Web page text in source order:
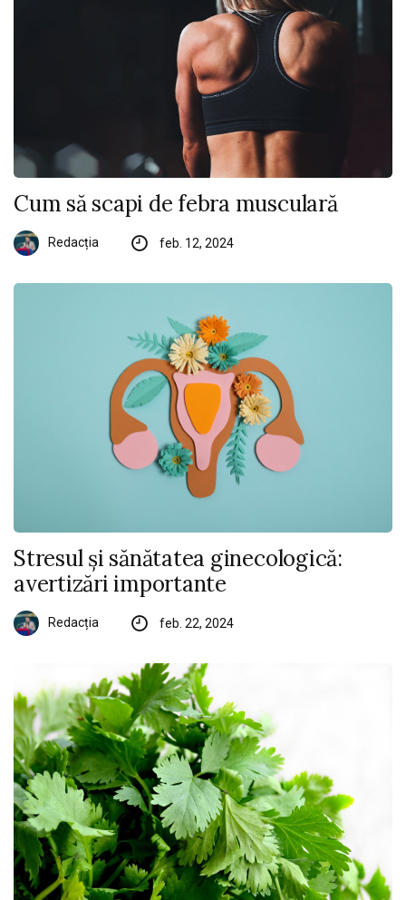
Cum să scapi de febra musculară
Redacția feb. 12, 2024
Stresul și sănătatea ginecologică:
avertizări importante
Redacția feb. 22, 2024